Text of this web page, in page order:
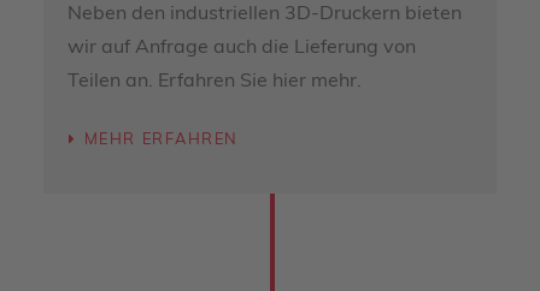
Neben den industriellen 3D-Druckern bieten
wir auf Anfrage auch die Lieferung von
Teilen an. Erfahren Sie hier mehr.
MEHR ERFAHREN